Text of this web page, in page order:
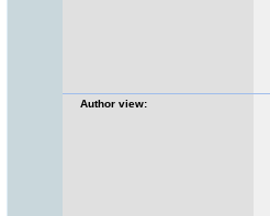
Author view: